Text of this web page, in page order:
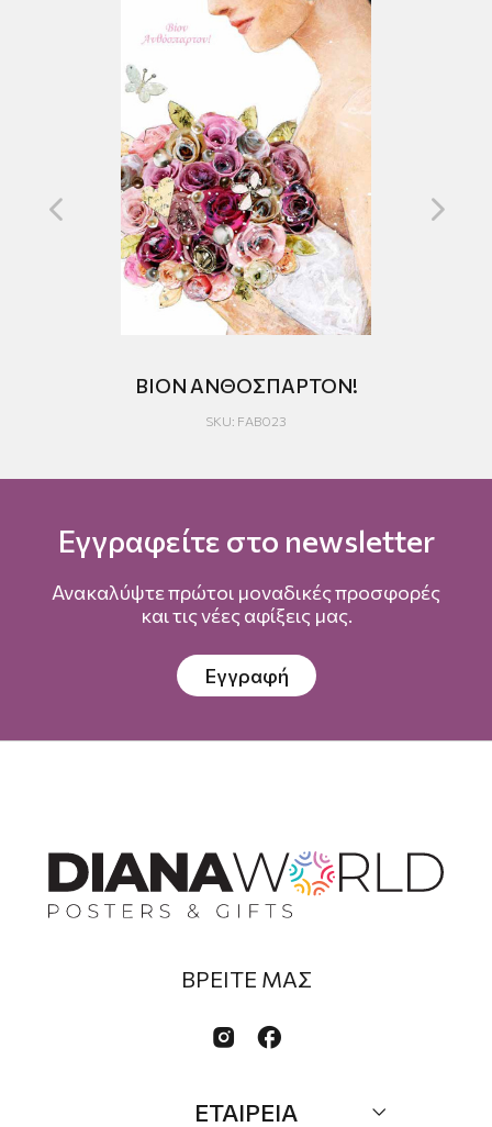
ΒΙΟΝ ΑΝΘΟΣΠΑΡΤΟΝ!
SKU: FAB023
Εγγραφείτε στο newsletter
Ανακαλύψτε πρώτοι μοναδικές προσφορές
και τις νέες αφίξεις μας.
Εγγραφή
ΒΡΕΙΤΕ ΜΑΣ
 
ΕΤΑΙΡΕΙΑ